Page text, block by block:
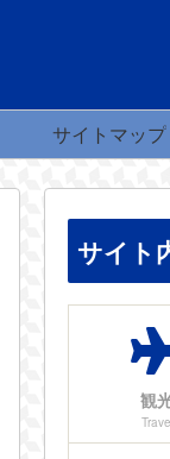
サイトマップ
サイト
観